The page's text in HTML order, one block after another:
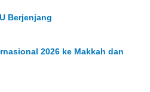
Berjenjang
2026 ke Makkah dan